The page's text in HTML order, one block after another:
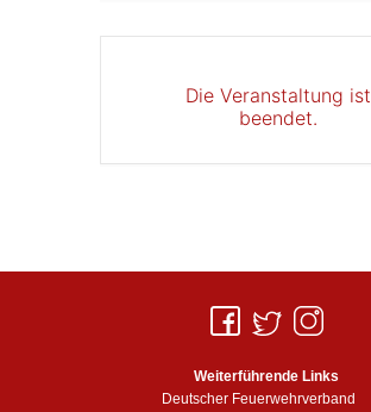
Die Veranstaltung ist
beendet.
Weiterführende Links
Deutscher Feuerwehrverband